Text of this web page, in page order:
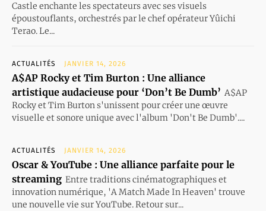
Castle enchante les spectateurs avec ses visuels
époustouflants, orchestrés par le chef opérateur Yûichi
Terao. Le...
ACTUALITÉS JANVIER 14, 2026
A$AP Rocky et Tim Burton : Une alliance
artistique audacieuse pour ‘Don’t Be Dumb’ A$AP
Rocky et Tim Burton s'unissent pour créer une œuvre
visuelle et sonore unique avec l'album 'Don't Be Dumb'....
ACTUALITÉS JANVIER 14, 2026
Oscar & YouTube : Une alliance parfaite pour le
streaming Entre traditions cinématographiques et
innovation numérique, 'A Match Made In Heaven' trouve
une nouvelle vie sur YouTube. Retour sur...